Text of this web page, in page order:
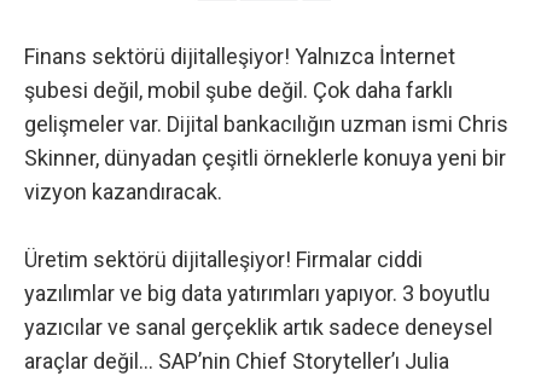
Finans sektörü dijitalleşiyor! Yalnızca İnternet
şubesi değil, mobil şube değil. Çok daha farklı
gelişmeler var. Dijital bankacılığın uzman ismi Chris
Skinner, dünyadan çeşitli örneklerle konuya yeni bir
vizyon kazandıracak.
Üretim sektörü dijitalleşiyor! Firmalar ciddi
yazılımlar ve big data yatırımları yapıyor. 3 boyutlu
yazıcılar ve sanal gerçeklik artık sadece deneysel
araçlar değil… SAP’nin Chief Storyteller’ı Julia